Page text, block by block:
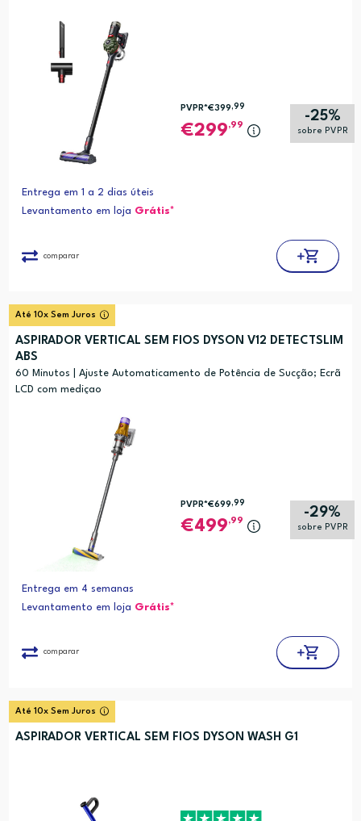
-25%
sobre PVPR
PVPR*€399,99
299,99
Entrega em 1 a 2 dias úteis
Levantamento em loja Grátis*
comparar
Até 10x Sem Juros
ASPIRADOR VERTICAL SEM FIOS DYSON V12 DETECTSLIM
ABS
60 Minutos | Ajuste Automaticamento de Potência de Sucção; Ecrã
LCD com mediçao
-29%
sobre PVPR
PVPR*€699,99
499,99
Entrega em 4 semanas
Levantamento em loja Grátis*
comparar
Até 10x Sem Juros
ASPIRADOR VERTICAL SEM FIOS DYSON WASH G1